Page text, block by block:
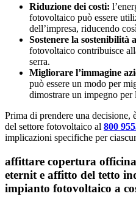
Riduzione dei costi:
fotovoltaico può essere
dell’impresa, riducendo
Sostenere la sostenibilità
fotovoltaico contribuisce
serra.
Migliorare l’immagine
può essere un modo per
dimostrare un impegno per
Prima di prendere una decisione,
del settore fotovoltaico al 800
implicazioni specifiche per
affittare copertura
eternit e affitto del tetto
impianto fotovoltaico a